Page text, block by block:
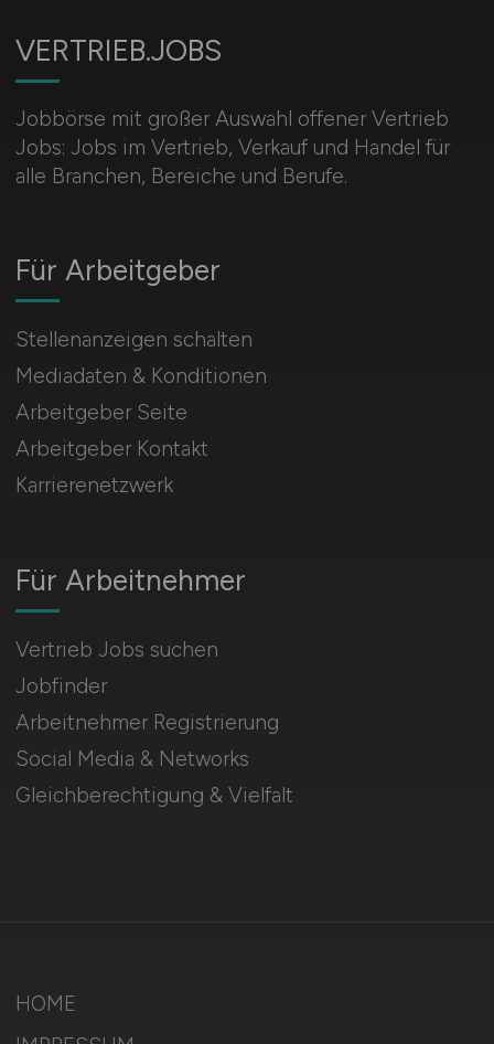
VERTRIEB.JOBS
Jobbörse mit großer Auswahl offener Vertrieb
Jobs: Jobs im Vertrieb, Verkauf und Handel für
alle Branchen, Bereiche und Berufe.
Für Arbeitnehmer
Vertrieb Jobs suchen
Jobfinder
Arbeitnehmer Registrierung
Social Media & Networks
Gleichberechtigung & Vielfalt
Für Arbeitgeber
Stellenanzeigen schalten
Mediadaten & Konditionen
Arbeitgeber Seite
Arbeitgeber Kontakt
Karrierenetzwerk
HOME